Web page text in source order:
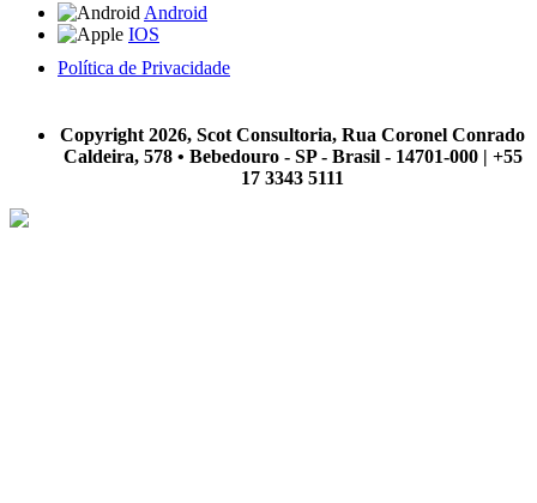
Android
IOS
Política de Privacidade
Copyright 2026, Scot Consultoria, Rua Coronel Conrado
Caldeira, 578 • Bebedouro - SP - Brasil - 14701-000 | +55
17 3343 5111